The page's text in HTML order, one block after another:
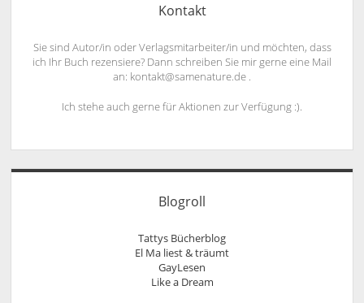
Kontakt
Sie sind Autor/in oder Verlagsmitarbeiter/in und möchten, dass
ich Ihr Buch rezensiere? Dann schreiben Sie mir gerne eine Mail
an: kontakt@samenature.de .
Ich stehe auch gerne für Aktionen zur Verfügung :).
Blogroll
Tattys Bücherblog
El Ma liest & träumt
GayLesen
Like a Dream